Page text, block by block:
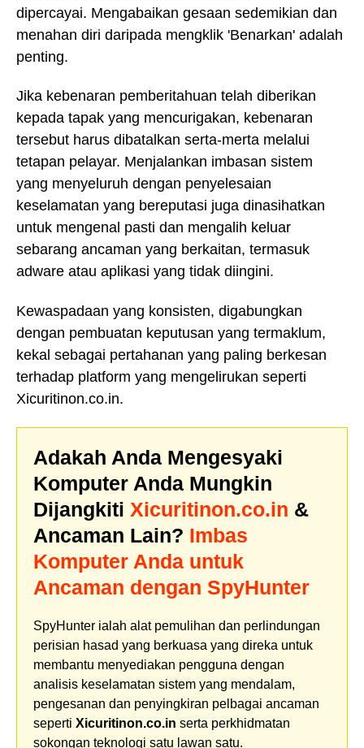
dipercayai. Mengabaikan gesaan sedemikian dan
menahan diri daripada mengklik 'Benarkan' adalah
penting.
Jika kebenaran pemberitahuan telah diberikan
kepada tapak yang mencurigakan, kebenaran
tersebut harus dibatalkan serta-merta melalui
tetapan pelayar. Menjalankan imbasan sistem
yang menyeluruh dengan penyelesaian
keselamatan yang bereputasi juga dinasihatkan
untuk mengenal pasti dan mengalih keluar
sebarang ancaman yang berkaitan, termasuk
adware atau aplikasi yang tidak diingini.
Kewaspadaan yang konsisten, digabungkan
dengan pembuatan keputusan yang termaklum,
kekal sebagai pertahanan yang paling berkesan
terhadap platform yang mengelirukan seperti
Xicuritinon.co.in.
Adakah Anda Mengesyaki
Komputer Anda Mungkin
Dijangkiti Xicuritinon.co.in &
Ancaman Lain? Imbas
Komputer Anda untuk
Ancaman dengan SpyHunter
SpyHunter ialah alat pemulihan dan perlindungan
perisian hasad yang berkuasa yang direka untuk
membantu menyediakan pengguna dengan
analisis keselamatan sistem yang mendalam,
pengesanan dan penyingkiran pelbagai ancaman
seperti Xicuritinon.co.in serta perkhidmatan
sokongan teknologi satu lawan satu.